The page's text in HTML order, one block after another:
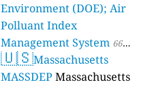
Environment (DOE); Air
Polluant Index
Management System 66
stations
🇺🇸Massachusetts
MASSDEP Massachusetts